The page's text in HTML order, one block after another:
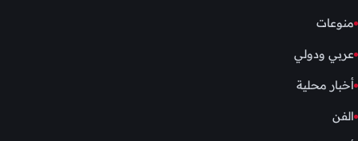
منوعات
عربي ودولي
أخبار محلية
الفن